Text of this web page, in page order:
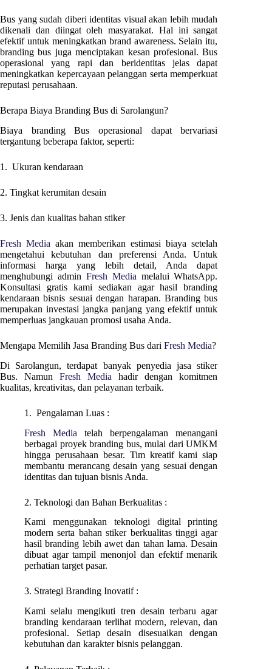
Bus yang sudah diberi identitas visual akan lebih mudah
dikenali dan diingat oleh masyarakat. Hal ini sangat
efektif untuk meningkatkan brand awareness. Selain itu,
branding bus juga menciptakan kesan profesional. Bus
operasional yang rapi dan beridentitas jelas dapat
meningkatkan kepercayaan pelanggan serta memperkuat
reputasi perusahaan.
Berapa Biaya Branding Bus di Sarolangun?
Biaya branding Bus operasional dapat bervariasi
tergantung beberapa faktor, seperti:
1. Ukuran kendaraan
2. Tingkat kerumitan desain
3. Jenis dan kualitas bahan stiker
Fresh Media akan memberikan estimasi biaya setelah
mengetahui kebutuhan dan preferensi Anda. Untuk
informasi harga yang lebih detail, Anda dapat
menghubungi admin Fresh Media melalui WhatsApp.
Konsultasi gratis kami sediakan agar hasil branding
kendaraan bisnis sesuai dengan harapan. Branding bus
merupakan investasi jangka panjang yang efektif untuk
memperluas jangkauan promosi usaha Anda.
Mengapa Memilih Jasa Branding Bus dari Fresh Media?
Di Sarolangun, terdapat banyak penyedia jasa stiker
Bus. NamunFresh Media hadir dengan komitmen
kualitas, kreativitas, dan pelayanan terbaik.
1. Pengalaman Luas :
Fresh Media telah berpengalaman menangani
berbagai proyek branding bus, mulai dari UMKM
hingga perusahaan besar. Tim kreatif kami siap
membantu merancang desain yang sesuai dengan
identitas dan tujuan bisnis Anda.
2. Teknologi dan Bahan Berkualitas :
Kami menggunakan teknologi digital printing
modern serta bahan stiker berkualitas tinggi agar
hasil branding lebih awet dan tahan lama. Desain
dibuat agar tampil menonjol dan efektif menarik
perhatian target pasar.
3. Strategi Branding Inovatif :
Kami selalu mengikuti tren desain terbaru agar
branding kendaraan terlihat modern, relevan, dan
profesional. Setiap desain disesuaikan dengan
kebutuhan dan karakter bisnis pelanggan.